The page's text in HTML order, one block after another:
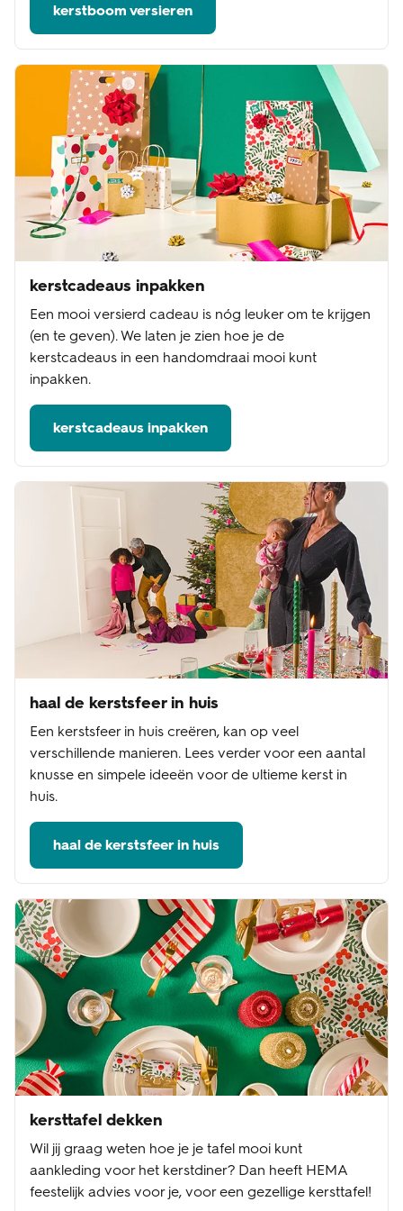
kerstboom versieren
kerstcadeaus inpakken
Een mooi versierd cadeau is nóg leuker om te krijgen
(en te geven). We laten je zien hoe je de
kerstcadeaus in een handomdraai mooi kunt
inpakken.
kerstcadeaus inpakken
haal de kerstsfeer in huis
Een kerstsfeer in huis creëren, kan op veel
verschillende manieren. Lees verder voor een aantal
knusse en simpele ideeën voor de ultieme kerst in
huis.
haal de kerstsfeer in huis
kersttafel dekken
Wil jij graag weten hoe je je tafel mooi kunt
aankleding voor het kerstdiner? Dan heeft HEMA
feestelijk advies voor je, voor een gezellige kersttafel!